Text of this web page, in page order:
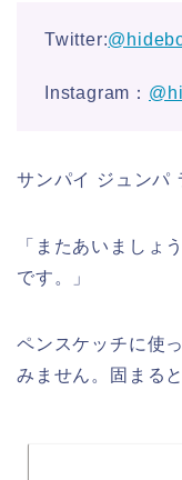
Twitter:
Instagram：
サンパイ ジュンパ
「またあいましょ
です。」
ペンスケッチに使
みません。固まる